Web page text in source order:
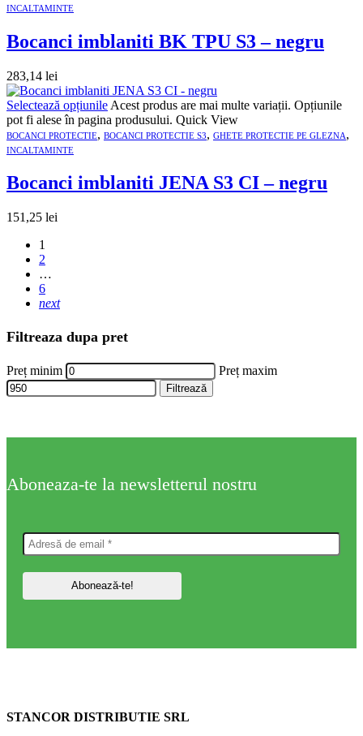
INCALTAMINTE
Bocanci imblaniti BK TPU S3 – negru
283,14 lei
Selectează opțiunile Acest produs are mai multe variații. Opțiunile
pot fi alese în pagina produsului. Quick View
BOCANCI PROTECTIE, BOCANCI PROTECTIE S3, GHETE PROTECTIE PE GLEZNA,
INCALTAMINTE
Bocanci imblaniti JENA S3 CI – negru
151,25 lei
1
2
…
6
next
Filtreaza dupa pret
Preț minim Preț maxim
Filtrează
Aboneaza-te la newsletterul nostru
STANCOR DISTRIBUTIE SRL